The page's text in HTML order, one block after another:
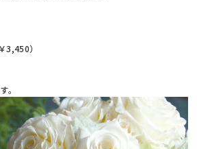
3,450）
。